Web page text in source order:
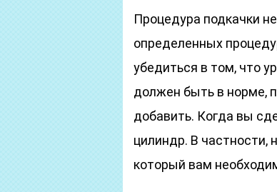
Процедура подкачки
определенных
убедиться в том, что
должен быть в норме,
добавить. Когда вы
цилиндр. В частности,
который вам